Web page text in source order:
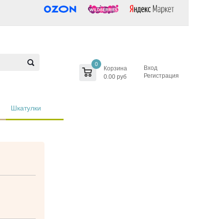
0
Корзина
0.00 руб
Вход
Регистрация
Шкатулки